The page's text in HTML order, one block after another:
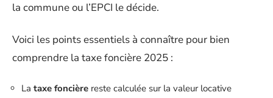
la commune ou l’EPCI le décide.
Voici les points essentiels à connaître pour bien
comprendre la taxe foncière 2025 :
La taxe foncière reste calculée sur la valeur locative